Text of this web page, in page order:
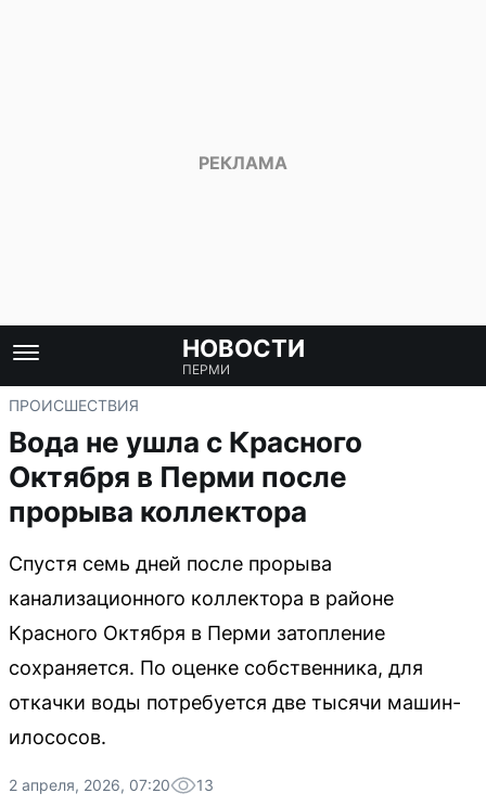
НОВОСТИ
ПЕРМИ
ПРОИСШЕСТВИЯ
Вода не ушла с Красного
Октября в Перми после
прорыва коллектора
Спустя семь дней после прорыва
канализационного коллектора в районе
Красного Октября в Перми затопление
сохраняется. По оценке собственника, для
откачки воды потребуется две тысячи машин-
илососов.
2 апреля, 2026, 07:20 13